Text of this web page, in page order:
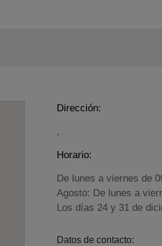
Dirección:
,
Horario:
De lunes a viernes de
Agosto: De lunes a
Los días 24 y 31 de
Datos de contacto: